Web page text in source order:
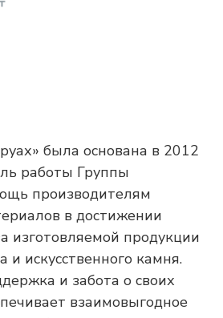
была основана в 2012
работы Группы
производителям
в достижении
изготовляемой продукции
и искусственного камня.
и забота о своих
взаимовыгодное